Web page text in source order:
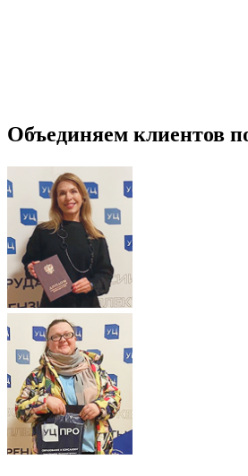
Объединяем клиентов